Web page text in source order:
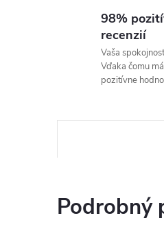
98%
recenzií
Vaša
Vďaka čomu
pozitívne
Podrobný